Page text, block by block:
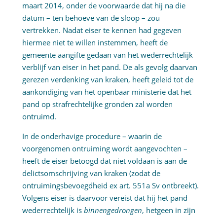
maart 2014, onder de voorwaarde dat hij na die
datum – ten behoeve van de sloop – zou
vertrekken. Nadat eiser te kennen had gegeven
hiermee niet te willen instemmen, heeft de
gemeente aangifte gedaan van het wederrechtelijk
verblijf van eiser in het pand. De als gevolg daarvan
gerezen verdenking van kraken, heeft geleid tot de
aankondiging van het openbaar ministerie dat het
pand op strafrechtelijke gronden zal worden
ontruimd.
In de onderhavige procedure – waarin de
voorgenomen ontruiming wordt aangevochten –
heeft de eiser betoogd dat niet voldaan is aan de
delictsomschrijving van kraken (zodat de
ontruimingsbevoegdheid ex art. 551a Sv ontbreekt).
Volgens eiser is daarvoor vereist dat hij het pand
wederrechtelijk is binnengedrongen, hetgeen in zijn